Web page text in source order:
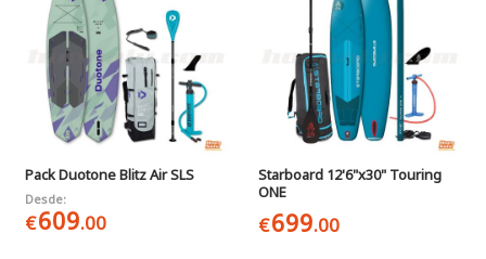
Pack Duotone Blitz Air SLS
Desde:
€609.00
Starboard 12'6"x30" Touring
ONE
€699.00